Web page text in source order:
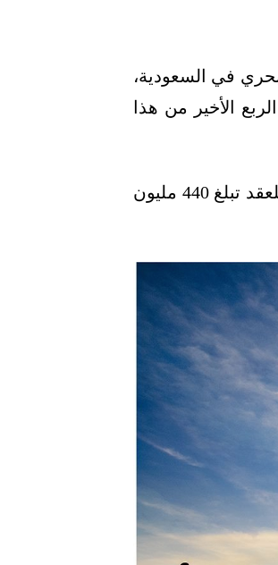
في السعودية،
في الربع الأخير من هذا
على موقع البورصة السعودية "تداول" إلى أن القيمة الإجمالية للعقد تبلغ 440 مليون